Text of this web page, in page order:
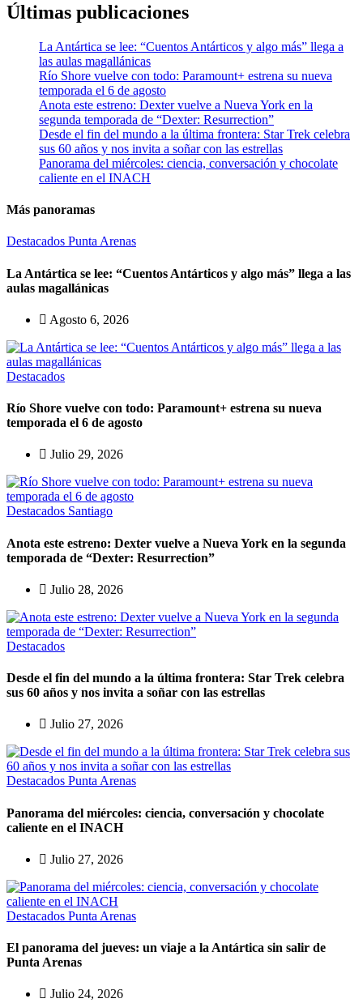
Últimas publicaciones
La Antártica se lee: “Cuentos Antárticos y algo más” llega a
las aulas magallánicas
Río Shore vuelve con todo: Paramount+ estrena su nueva
temporada el 6 de agosto
Anota este estreno: Dexter vuelve a Nueva York en la
segunda temporada de “Dexter: Resurrection”
Desde el fin del mundo a la última frontera: Star Trek celebra
sus 60 años y nos invita a soñar con las estrellas
Panorama del miércoles: ciencia, conversación y chocolate
caliente en el INACH
Más panoramas
Destacados Punta Arenas
La Antártica se lee: “Cuentos Antárticos y algo más” llega a las
aulas magallánicas
Agosto 6, 2026
Destacados
Río Shore vuelve con todo: Paramount+ estrena su nueva
temporada el 6 de agosto
Julio 29, 2026
Destacados Santiago
Anota este estreno: Dexter vuelve a Nueva York en la segunda
temporada de “Dexter: Resurrection”
Julio 28, 2026
Destacados
Desde el fin del mundo a la última frontera: Star Trek celebra
sus 60 años y nos invita a soñar con las estrellas
Julio 27, 2026
Destacados Punta Arenas
Panorama del miércoles: ciencia, conversación y chocolate
caliente en el INACH
Julio 27, 2026
Destacados Punta Arenas
El panorama del jueves: un viaje a la Antártica sin salir de
Punta Arenas
Julio 24, 2026